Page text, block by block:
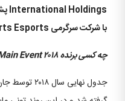
با شرکت سرگرمی Esports Esports ادغام شده.
چه کسی برنده WPT Main Event ۲۰۱۸ شد؟